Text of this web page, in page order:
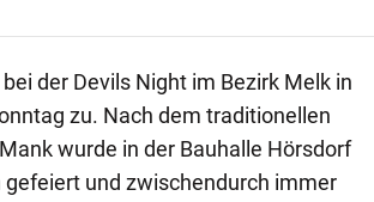
der Devils Night im Bezirk Melk in
zu. Nach dem traditionellen
wurde in der Bauhalle Hörsdorf
gefeiert und zwischendurch immer